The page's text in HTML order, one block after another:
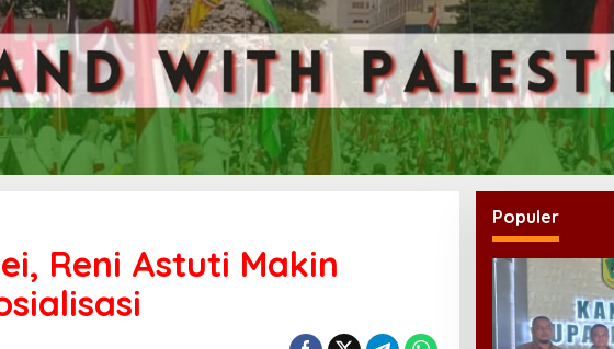
Reni Astuti Makin
Populer